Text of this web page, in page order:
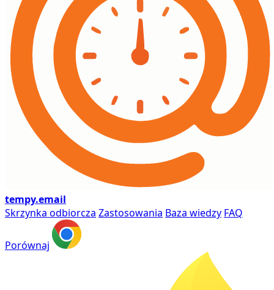
tempy.email
Skrzynka odbiorcza Zastosowania Baza wiedzy FAQ
Porównaj